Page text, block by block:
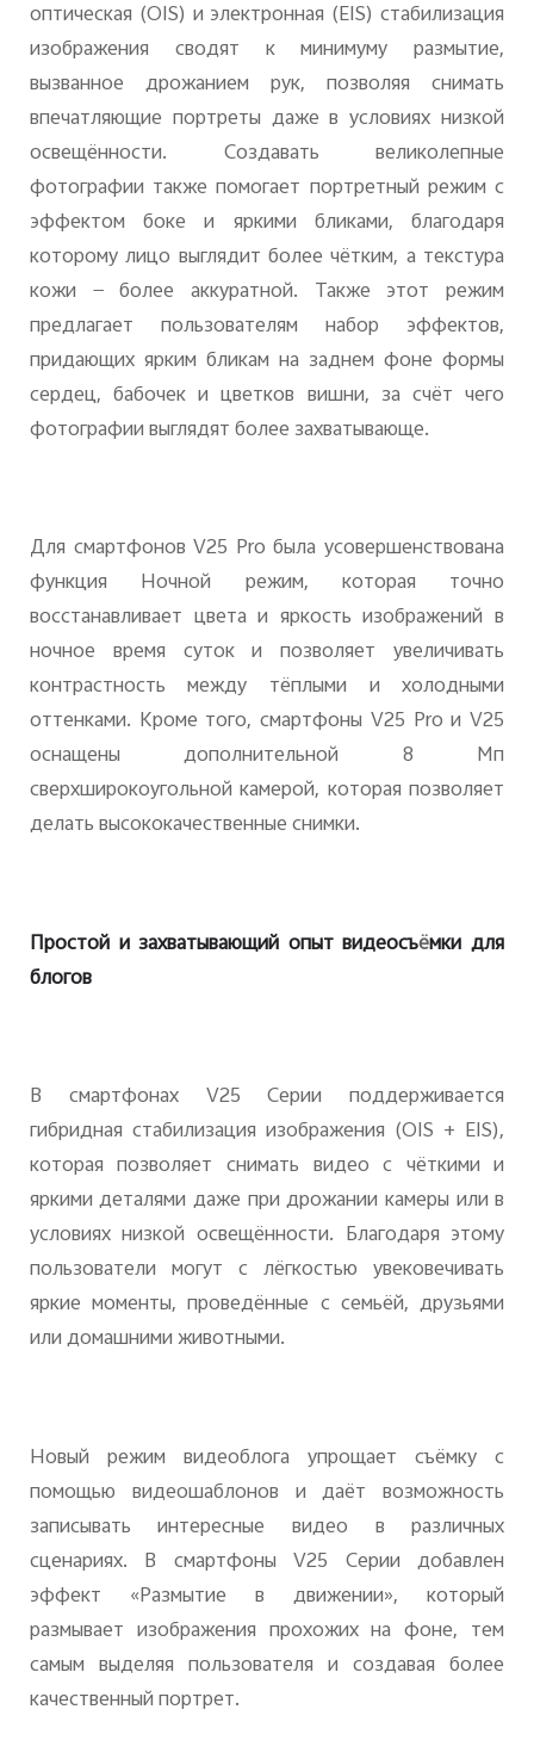
оптическая (OIS) и электронная (EIS) стабилизация
изображения сводят к минимуму размытие,
вызванное дрожанием рук, позволяя снимать
впечатляющие портреты даже в условиях низкой
освещённости. Создавать великолепные
фотографии также помогает портретный режим с
эффектом боке и яркими бликами, благодаря
которому лицо выглядит более чётким, а текстура
кожи — более аккуратной. Также этот режим
предлагает пользователям набор эффектов,
придающих ярким бликам на заднем фоне формы
сердец, бабочек и цветков вишни, за счёт чего
фотографии выглядят более захватывающе.
Для смартфонов V25 Pro была усовершенствована
функция Ночной режим, которая точно
восстанавливает цвета и яркость изображений в
ночное время суток и позволяет увеличивать
контрастность между тёплыми и холодными
оттенками. Кроме того, смартфоны V25 Pro и V25
оснащены дополнительной 8 Мп
сверхширокоугольной камерой, которая позволяет
делать высококачественные снимки.
Простой и захватывающий опыт видеосъёмки для
блогов
В смартфонах V25 Серии поддерживается
гибридная стабилизация изображения (OIS + EIS),
которая позволяет снимать видео с чёткими и
яркими деталями даже при дрожании камеры или в
условиях низкой освещённости. Благодаря этому
пользователи могут с лёгкостью увековечивать
яркие моменты, проведённые с семьёй, друзьями
или домашними животными.
Новый режим видеоблога упрощает съёмку с
помощью видеошаблонов и даёт возможность
записывать интересные видео в различных
сценариях. В смартфоны V25 Серии добавлен
эффект «Размытие в движении», который
размывает изображения прохожих на фоне, тем
самым выделяя пользователя и создавая более
качественный портрет.